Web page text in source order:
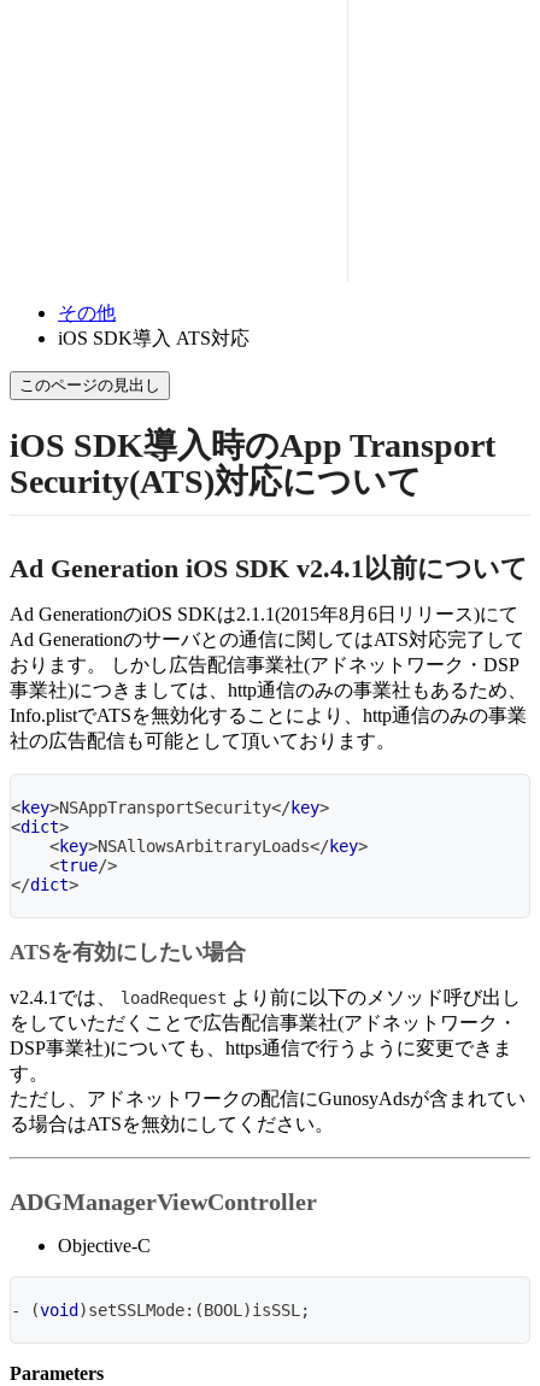
その他
iOS SDK導入 ATS対応
このページの見出し
iOS SDK導入時のApp Transport
Security(ATS)対応について
Ad Generation iOS SDK v2.4.1以前について
Ad GenerationのiOS SDKは2.1.1(2015年8月6日リリース)にて
Ad Generationのサーバとの通信に関してはATS対応完了して
おります。 しかし広告配信事業社(アドネットワーク・DSP
事業社)につきましては、http通信のみの事業社もあるため、
Info.plistでATSを無効化することにより、http通信のみの事業
社の広告配信も可能として頂いております。
<key>NSAppTransportSecurity</key>
<dict>
<key>NSAllowsArbitraryLoads</key>
<true/>
</dict>
ATSを有効にしたい場合
v2.4.1では、 loadRequest より前に以下のメソッド呼び出し
をしていただくことで広告配信事業社(アドネットワーク・
DSP事業社)についても、https通信で行うように変更できま
す。
ただし、アドネットワークの配信にGunosyAdsが含まれてい
る場合はATSを無効にしてください。
ADGManagerViewController
Objective-C
- (void )setSSLMode: (BOOL)isSSL;
Parameters